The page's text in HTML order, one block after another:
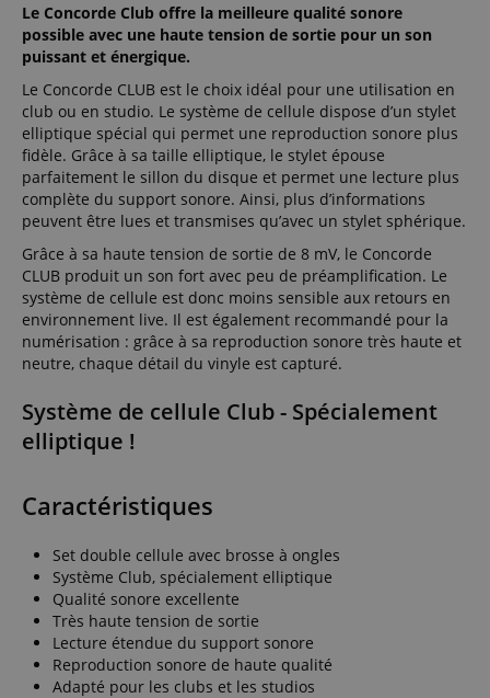
Le Concorde Club offre la meilleure qualité sonore
possible avec une haute tension de sortie pour un son
puissant et énergique.
Le Concorde CLUB est le choix idéal pour une utilisation en
club ou en studio. Le système de cellule dispose d’un stylet
elliptique spécial qui permet une reproduction sonore plus
fidèle. Grâce à sa taille elliptique, le stylet épouse
parfaitement le sillon du disque et permet une lecture plus
complète du support sonore. Ainsi, plus d’informations
peuvent être lues et transmises qu’avec un stylet sphérique.
Grâce à sa haute tension de sortie de 8 mV, le Concorde
CLUB produit un son fort avec peu de préamplification. Le
système de cellule est donc moins sensible aux retours en
environnement live. Il est également recommandé pour la
numérisation : grâce à sa reproduction sonore très haute et
neutre, chaque détail du vinyle est capturé.
Système de cellule Club - Spécialement
elliptique !
Caractéristiques
Set double cellule avec brosse à ongles
Système Club, spécialement elliptique
Qualité sonore excellente
Très haute tension de sortie
Lecture étendue du support sonore
Reproduction sonore de haute qualité
Adapté pour les clubs et les studios